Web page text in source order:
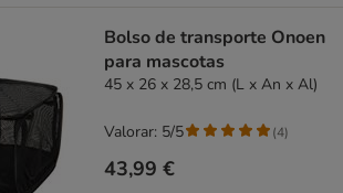
Bolso de transporte Onoen
para mascotas
45 x 26 x 28,5 cm (L x An x Al)
43,99 €
Valorar: 5/5 (4)